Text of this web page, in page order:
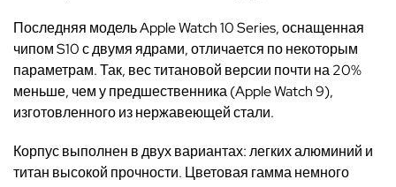
Последняя модель Apple Watch 10 Series, оснащенная
чипом S10 с двумя ядрами, отличается по некоторым
параметрам. Так, вес титановой версии почти на 20%
меньше, чем у предшественника (Apple Watch 9),
изготовленного из нержавеющей стали.
Корпус выполнен в двух вариантах: легких алюминий и
титан высокой прочности. Цветовая гамма немного